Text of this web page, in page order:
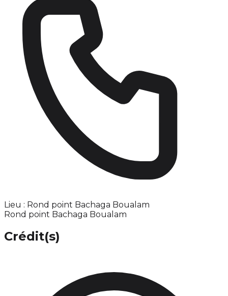
Lieu : Rond point Bachaga Boualam
Rond point Bachaga Boualam
Crédit(s)